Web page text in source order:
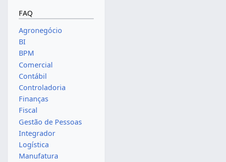
FAQ
Agronegócio
BI
BPM
Comercial
Contábil
Controladoria
Finanças
Fiscal
Gestão de Pessoas
Integrador
Logística
Manufatura